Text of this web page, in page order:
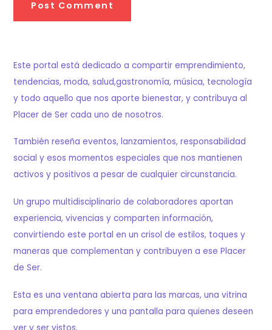
Este portal está dedicado a compartir emprendimiento,
tendencias, moda, salud,gastronomía, música, tecnología
y todo aquello que nos aporte bienestar, y contribuya al
Placer de Ser cada uno de nosotros.
También reseña eventos, lanzamientos, responsabilidad
social y esos momentos especiales que nos mantienen
activos y positivos a pesar de cualquier circunstancia.
Un grupo multidisciplinario de colaboradores aportan
experiencia, vivencias y comparten información,
convirtiendo este portal en un crisol de estilos, toques y
maneras que complementan y contribuyen a ese Placer
de Ser.
Esta es una ventana abierta para las marcas, una vitrina
para emprendedores y una pantalla para quienes deseen